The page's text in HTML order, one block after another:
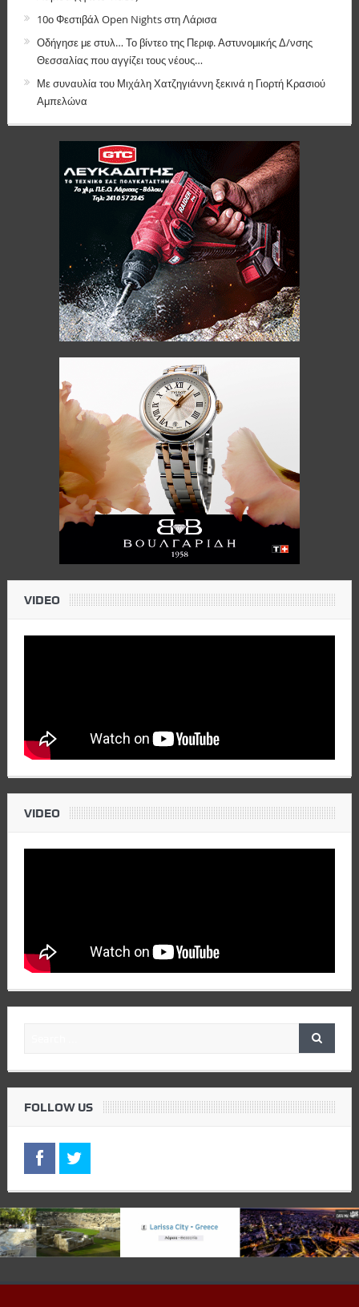
10ο Φεστιβάλ Open Nights στη Λάρισα
Οδήγησε με στυλ… Το βίντεο της Περιφ. Αστυνομικής Δ/νσης
Θεσσαλίας που αγγίζει τους νέους…
Με συναυλία του Μιχάλη Χατζηγιάννη ξεκινά η Γιορτή Κρασιού
Αμπελώνα
VIDEO
VIDEO
FOLLOW US